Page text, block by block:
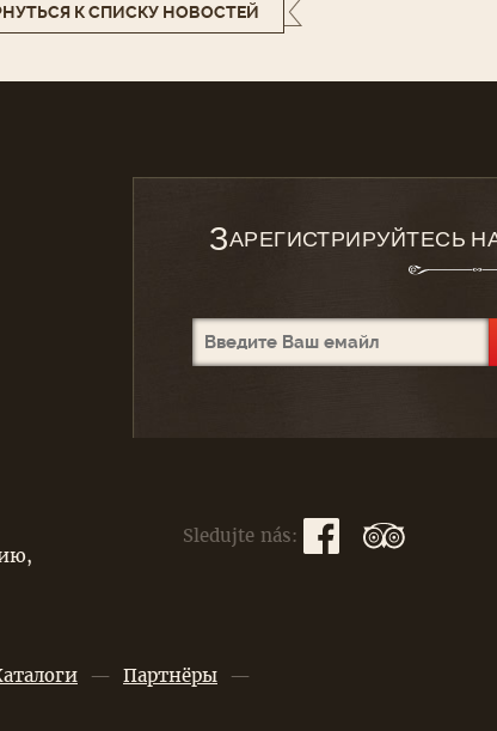
К СПИСКУ НОВОСТЕЙ
ЗАРЕГИСТРИРУЙТЕСЬ
Sledujte nás:
— Партнёры —